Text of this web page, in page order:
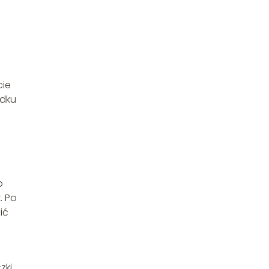
Po